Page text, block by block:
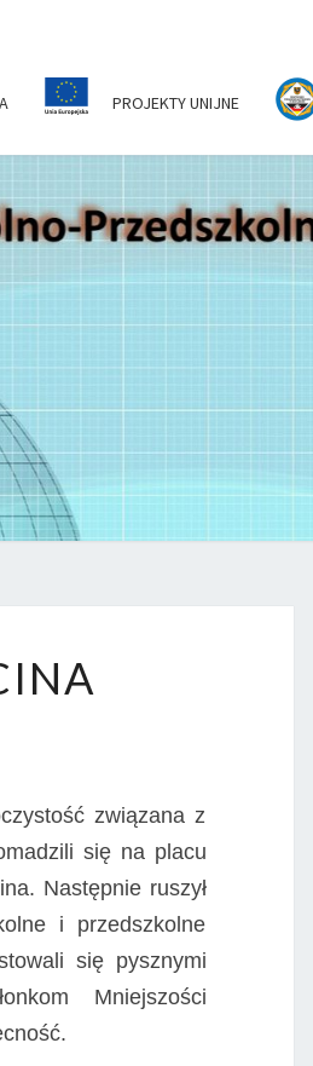
PROJEKTY UNIJNE
4
Na
Stronie
Nr 4 W
związana z
się na placu
Następnie ruszył
i przedszkolne
się pysznymi
Mniejszości